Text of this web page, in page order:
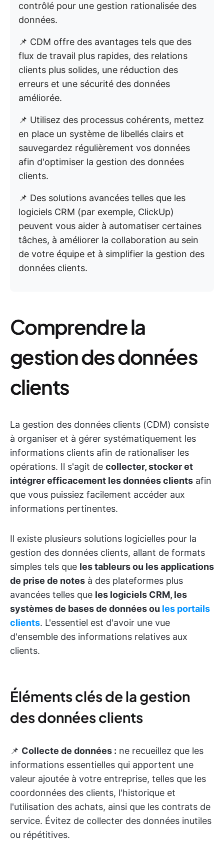
contrôlé pour une gestion rationalisée des
données.
📌 CDM offre des avantages tels que des
flux de travail plus rapides, des relations
clients plus solides, une réduction des
erreurs et une sécurité des données
améliorée.
📌 Utilisez des processus cohérents, mettez
en place un système de libellés clairs et
sauvegardez régulièrement vos données
afin d'optimiser la gestion des données
clients.
📌 Des solutions avancées telles que les
logiciels CRM (par exemple, ClickUp)
peuvent vous aider à automatiser certaines
tâches, à améliorer la collaboration au sein
de votre équipe et à simplifier la gestion des
données clients.
Comprendre la
gestion des données
clients
La gestion des données clients (CDM) consiste
à organiser et à gérer systématiquement les
informations clients afin de rationaliser les
opérations. Il s'agit de collecter, stocker et
intégrer efficacement les données clients afin
que vous puissiez facilement accéder aux
informations pertinentes.
Il existe plusieurs solutions logicielles pour la
gestion des données clients, allant de formats
simples tels que les tableurs ou les applications
de prise de notes à des plateformes plus
avancées telles que les logiciels CRM, les
systèmes de bases de données ou les portails
clients. L'essentiel est d'avoir une vue
d'ensemble des informations relatives aux
clients.
Éléments clés de la gestion
des données clients
📌 Collecte de données : ne recueillez que les
informations essentielles qui apportent une
valeur ajoutée à votre entreprise, telles que les
coordonnées des clients, l'historique et
l'utilisation des achats, ainsi que les contrats de
service. Évitez de collecter des données inutiles
ou répétitives.